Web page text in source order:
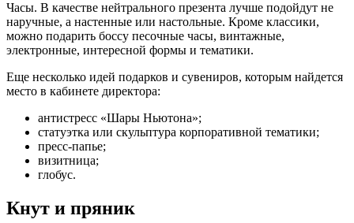
Часы. В качестве нейтрального презента лучше подойдут не
наручные, а настенные или настольные. Кроме классики,
можно подарить боссу песочные часы, винтажные,
электронные, интересной формы и тематики.
Еще несколько идей подарков и сувениров, которым найдется
место в кабинете директора:
антистресс «Шары Ньютона»;
статуэтка или скульптура корпоративной тематики;
пресс-папье;
визитница;
глобус.
Кнут и пряник